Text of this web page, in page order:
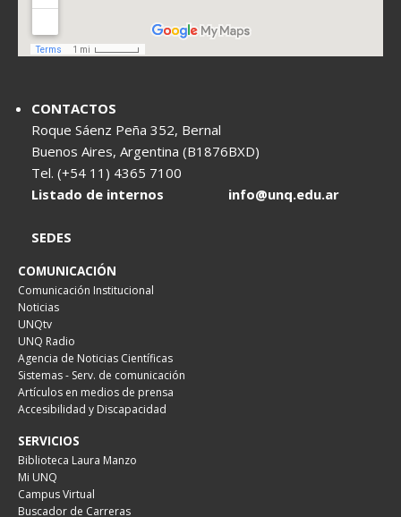
CONTACTOS
Roque Sáenz Peña 352, Bernal
Buenos Aires, Argentina (B1876BXD)
Tel. (+54 11) 4365 7100
Listado de internos
info@unq.edu.ar
SEDES
COMUNICACIÓN
Comunicación Institucional
Noticias
UNQtv
UNQ Radio
Agencia de Noticias Científicas
Sistemas - Serv. de comunicación
Artículos en medios de prensa
Accesibilidad y Discapacidad
SERVICIOS
Biblioteca Laura Manzo
Mi UNQ
Campus Virtual
Buscador de Carreras